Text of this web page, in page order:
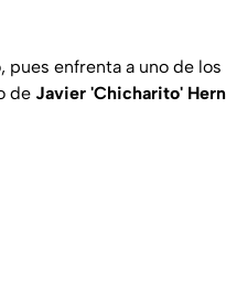
pues enfrenta a uno de
de Javier 'Chicharito'